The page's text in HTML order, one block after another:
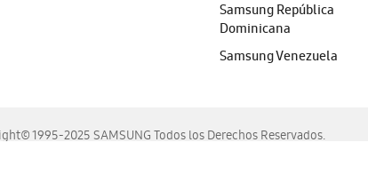
Samsung República
Dominicana
Samsung Venezuela
1995-2025 SAMSUNG Todos los Derechos Reservados.